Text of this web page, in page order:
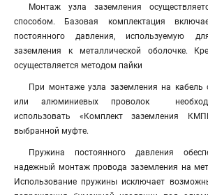
Монтаж узла заземления
способом. Базовая комплектация
постоянного давления, используемую
заземления к металлической оболочке.
осуществляется методом пайки
При монтаже узла заземления на кабель
или алюминиевых проволок
использовать «Комплект заземления
выбранной муфте.
Пружина постоянного давления
надежный монтаж провода заземления на
Использование пружины исключает